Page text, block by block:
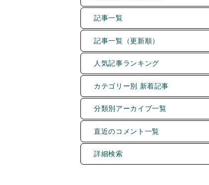
記事一覧
記事一覧（更新順）
人気記事ランキング
カテゴリー別 新着記事
分類別アーカイブ一覧
直近のコメント一覧
詳細検索